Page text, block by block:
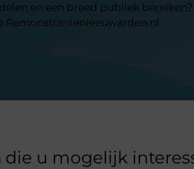
en een breed publiek
Remonstrantenleeuwarden.nl
die u mogelijk